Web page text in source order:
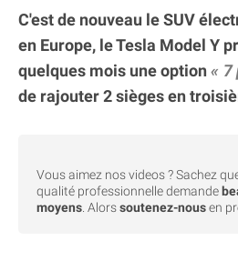
C'est de nouveau le SUV
en Europe, le Tesla Model Y
quelques mois une option
7
de rajouter 2 sièges en
Vous aimez nos videos ? Sachez
qualité professionnelle demande
moyens . Alorssoutenez-nousen